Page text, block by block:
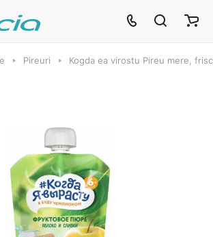
Pireuri Kogda ea virostu Pireu mere,